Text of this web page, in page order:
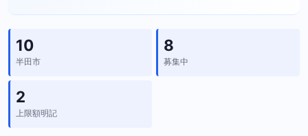
10
半田市
8
募集中
2
上限額明記